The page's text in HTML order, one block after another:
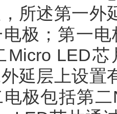
所述第一外
极；第一
Micro LED
延层上设置
极包括第